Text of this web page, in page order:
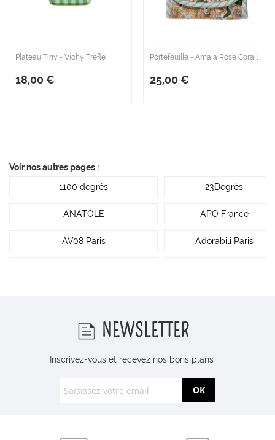
Plateau Tiny - Vichy Trèfle
18,00 €
Portefeuille - Amaia Rose Corail
25,00 €
Voir nos autres pages :
1100 degrés
23Degrès
ANATOLE APO France
AV08 Paris Adorabili Paris
Atelier 325
Bbuble
Bloomingville
NEWSLETTER
Inscrivez-vous et recevez nos bons plans
OK